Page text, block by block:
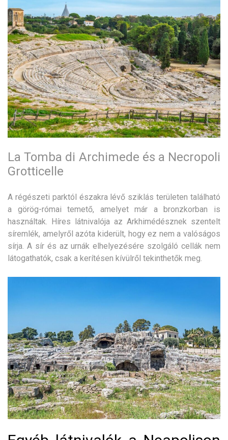
La Tomba di Archimede és a Necropoli
Grotticelle
A régészeti parktól északra lévő sziklás területen található
a görög-római temető, amelyet már a bronzkorban is
használtak. Híres látnivalója az Arkhimédésznek szentelt
síremlék, amelyről azóta kiderült, hogy ez nem a valóságos
sírja. A sír és az urnák elhelyezésére szolgáló cellák nem
látogathatók, csak a kerítésen kívülről tekinthetők meg.